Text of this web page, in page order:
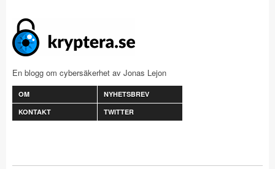
En blogg om cybersäkerhet av Jonas Lejon
OM
NYHETSBREV
KONTAKT
TWITTER